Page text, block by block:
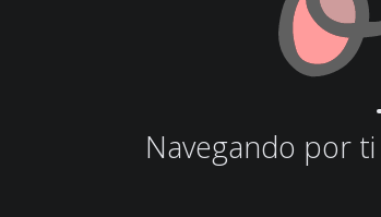
Navegando por